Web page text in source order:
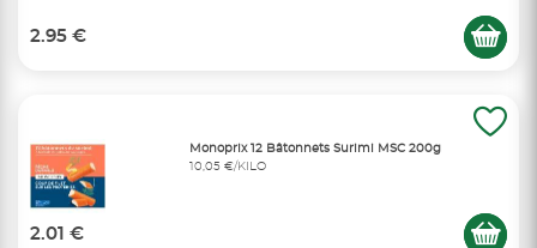
2.95 €
Monoprix 12 Bâtonnets Surimi MSC 200g
10,05 €/KILO
2.01 €